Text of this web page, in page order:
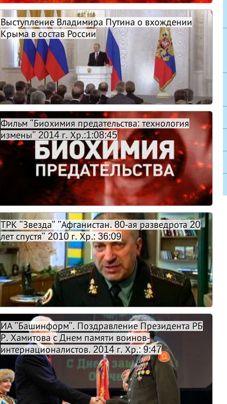
Выступление Владимира Путина о вхождении
Крыма в состав России
Фильм "Биохимия предательства: технология
измены" 2014 г. Хр.:1:08:45
ТРК "Звезда" "Афганистан. 80-ая разведрота 20
лет спустя" 2010 г. Хр.: 36:09
ИА "Башинформ". Поздравление Президента РБ
Р. Хамитова с Днем памяти воинов-
интернационалистов. 2014 г. Хр.: 9:47